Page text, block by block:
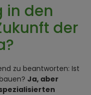
in den
der
zu beantworten: Ist
Ja, aber